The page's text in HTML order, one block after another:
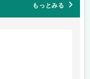
もっとみる